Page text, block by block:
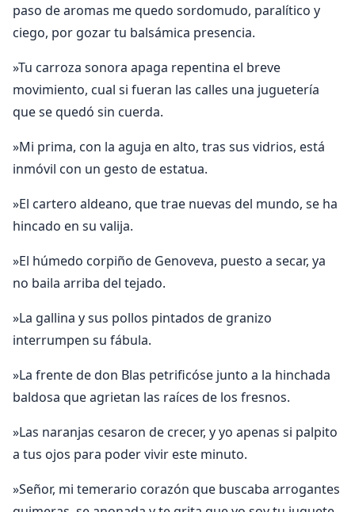
paso de aromas me quedo sordomudo, paralítico y
ciego, por gozar tu balsámica presencia.
»Tu carroza sonora apaga repentina el breve
movimiento, cual si fueran las calles una juguetería
que se quedó sin cuerda.
»Mi prima, con la aguja en alto, tras sus vidrios, está
inmóvil con un gesto de estatua.
»El cartero aldeano, que trae nuevas del mundo, se ha
hincado en su valija.
»El húmedo corpiño de Genoveva, puesto a secar, ya
no baila arriba del tejado.
»La gallina y sus pollos pintados de granizo
interrumpen su fábula.
»La frente de don Blas petrificóse junto a la hinchada
baldosa que agrietan las raíces de los fresnos.
»Las naranjas cesaron de crecer, y yo apenas si palpito
a tus ojos para poder vivir este minuto.
»Señor, mi temerario corazón que buscaba arrogantes